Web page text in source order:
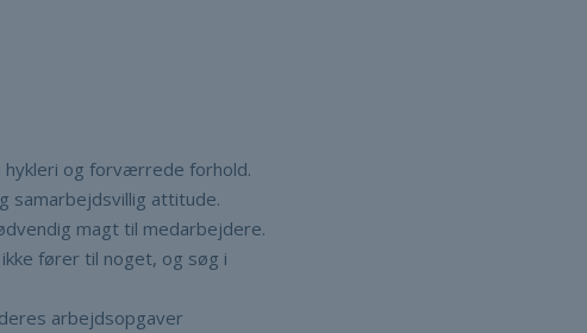
hykleri og forværrede forhold.
samarbejdsvillig attitude.
magt til medarbejdere.
fører til noget, og søg i
arbejdsopgaver